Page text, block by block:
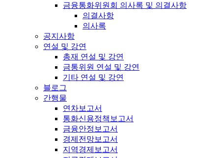
금융통화위원회 의사록 및 의결사항
의결사항
의사록
공지사항
연설 및 강연
총재 연설 및 강연
금통위원 연설 및 강연
기타 연설 및 강연
블로그
간행물
연차보고서
통화신용정책보고서
금융안정보고서
경제전망보고서
지역경제보고서